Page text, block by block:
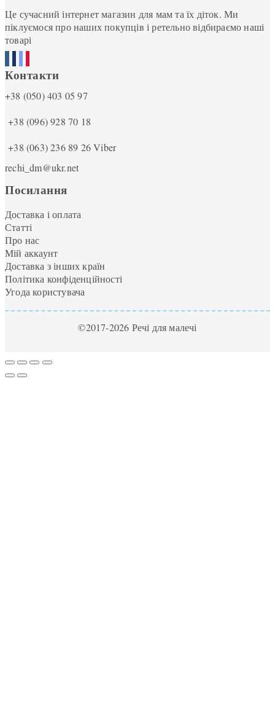
Це сучасний інтернет магазин для мам та їх діток. Ми
піклуємося про наших покупців і ретельно відбираємо наші
товарі
Контакти
+38 (050) 403 05 97
+38 (096) 928 70 18
+38 (063) 236 89 26Viber
rechi_dm@ukr.net
Посилання
Доставка і оплата
Статті
Про нас
Мій аккаунт
Доставка з інших країн
Політика конфіденційності
Угода користувача
©2017-2026 Речі для малечі